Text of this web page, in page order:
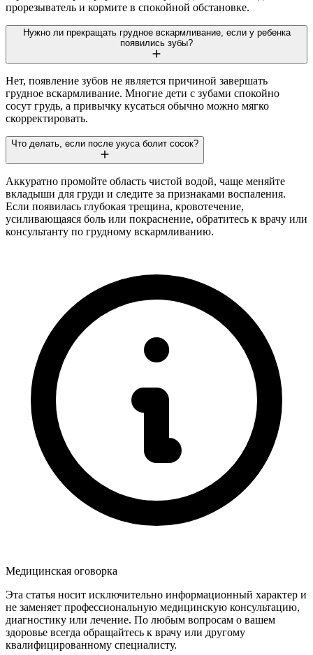
прорезыватель и кормите в спокойной обстановке.
Нужно ли прекращать грудное вскармливание, если у ребенка
появились зубы?
Нет, появление зубов не является причиной завершать
грудное вскармливание. Многие дети с зубами спокойно
сосут грудь, а привычку кусаться обычно можно мягко
скорректировать.
Что делать, если после укуса болит сосок?
Аккуратно промойте область чистой водой, чаще меняйте
вкладыши для груди и следите за признаками воспаления.
Если появилась глубокая трещина, кровотечение,
усиливающаяся боль или покраснение, обратитесь к врачу или
консультанту по грудному вскармливанию.
Медицинская оговорка
Эта статья носит исключительно информационный характер и
не заменяет профессиональную медицинскую консультацию,
диагностику или лечение. По любым вопросам о вашем
здоровье всегда обращайтесь к врачу или другому
квалифицированному специалисту.